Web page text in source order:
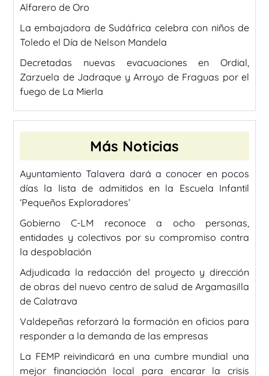
Alfarero de Oro
La embajadora de Sudáfrica celebra con niños de
Toledo el Día de Nelson Mandela
Decretadas nuevas evacuaciones en Ordial,
Zarzuela de Jadraque y Arroyo de Fraguas por el
fuego de La Mierla
Más Noticias
Ayuntamiento Talavera dará a conocer en pocos
días la lista de admitidos en la Escuela Infantil
‘Pequeños Exploradores’
Gobierno C-LM reconoce a ocho personas,
entidades y colectivos por su compromiso contra
la despoblación
Adjudicada la redacción del proyecto y dirección
de obras del nuevo centro de salud de Argamasilla
de Calatrava
Valdepeñas reforzará la formación en oficios para
responder a la demanda de las empresas
La FEMP reivindicará en una cumbre mundial una
mejor financiación local para encarar la crisis